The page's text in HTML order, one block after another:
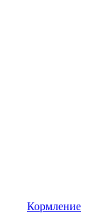
Кормление